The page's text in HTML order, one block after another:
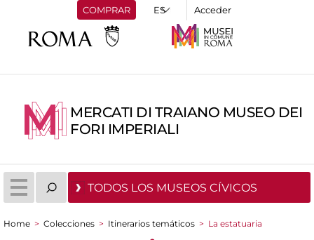
COMPRAR Acceder
MERCATI DI TRAIANO MUSEO DEI
FORI IMPERIALI
TODOS LOS MUSEOS CÍVICOS
Home > Colecciones > Itinerarios temáticos > La estatuaria